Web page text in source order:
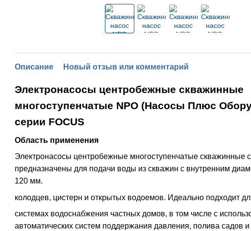
Описание Новый отзыв или комментарий
Электронасосы центробежные скважинные
многоступенчатые NPO (Насосы Плюс
серии FOCUS
Область применения
Электронасосы центробежные многоступенчатые скважинные
предназначены для подачи воды из скважин с внутренним
120 мм.
колодцев, цистерн и открытых водоемов. Идеально подходит
системах водоснабжения частных домов, в том числе с
автоматических систем поддержания давления, полива садов и